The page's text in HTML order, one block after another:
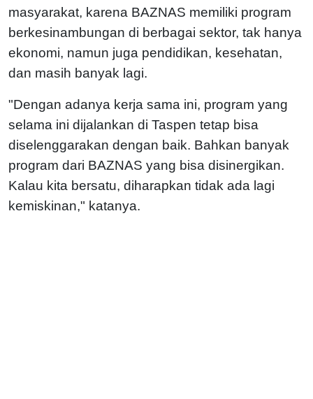
masyarakat, karena BAZNAS memiliki program
berkesinambungan di berbagai sektor, tak hanya
ekonomi, namun juga pendidikan, kesehatan,
dan masih banyak lagi.
"Dengan adanya kerja sama ini, program yang
selama ini dijalankan di Taspen tetap bisa
diselenggarakan dengan baik. Bahkan banyak
program dari BAZNAS yang bisa disinergikan.
Kalau kita bersatu, diharapkan tidak ada lagi
kemiskinan," katanya.